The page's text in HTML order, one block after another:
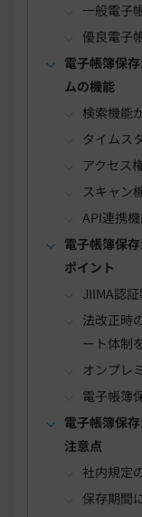
一般電子
優良電子
電子帳簿保
ムの機能
検索機能
タイムス
アクセス
スキャン
API連携
電子帳簿保
ポイント
JIIMA認
法改正時
ート体制
オンプレ
電子帳簿
電子帳簿保
注意点
社内規定
保存期間